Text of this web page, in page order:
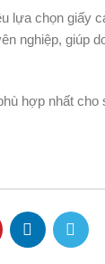
chọn giấy
nghiệp, giúp
hợp nhất cho